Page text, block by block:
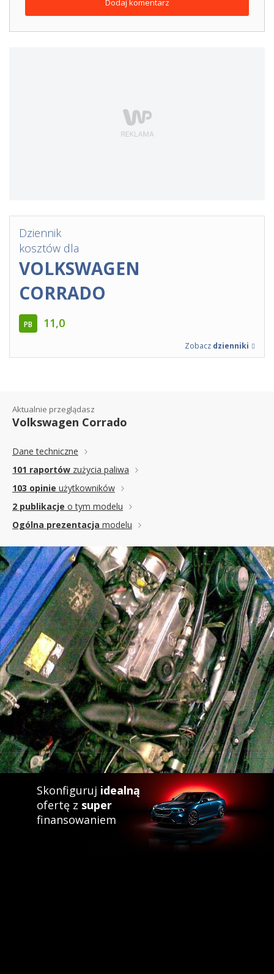
Dodaj komentarz
Dziennik
kosztów dla
VOLKSWAGEN
CORRADO
PB 11,0
Zobacz dzienniki
Aktualnie przeglądasz
Volkswagen Corrado
Dane techniczne
101 raportów zużycia paliwa
103 opinie użytkowników
2 publikacje o tym modelu
Ogólna prezentacja modelu
Skonfiguruj idealną
ofertę z super
finansowaniem